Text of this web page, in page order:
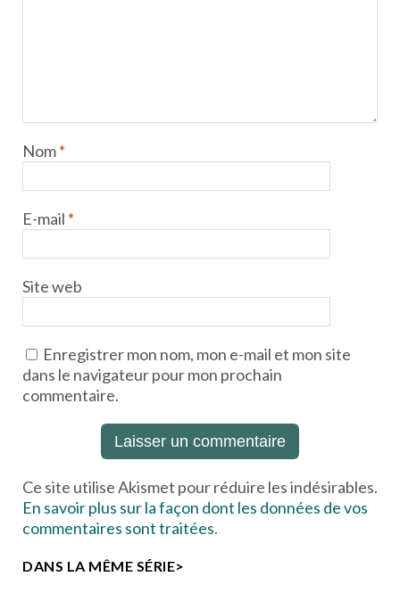
Nom*
E-mail *
Site web
Enregistrer mon nom, mon e-mail et mon site
dans le navigateur pour mon prochain
commentaire.
Ce site utilise Akismet pour réduire les indésirables.
En savoir plus sur la façon dont les données de vos
commentaires sont traitées.
DANS LA MÊME SÉRIE>